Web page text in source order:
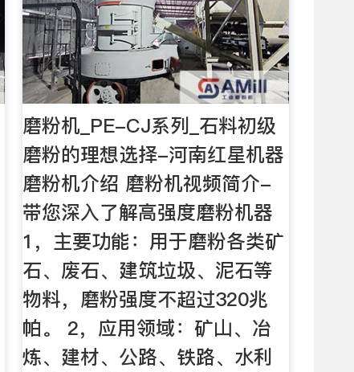
磨粉机_PE-CJ系列_石料初级
磨粉的理想选择-河南红星机器
磨粉机介绍 磨粉机视频简介-
带您深入了解高强度磨粉机器
1，主要功能：用于磨粉各类矿
石、废石、建筑垃圾、泥石等
物料，磨粉强度不超过320兆
帕。 2，应用领域：矿山、冶
炼、建材、公路、铁路、水利